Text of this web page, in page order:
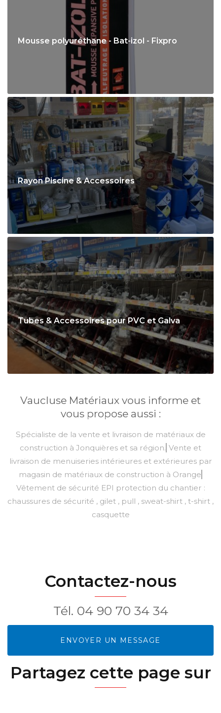
Mousse polyuréthane - Bat-izol - Fixpro
Rayon Piscine & Accessoires
Tubes & Accessoires pour PVC et Galva
Vaucluse Matériaux vous informe et
vous propose aussi :
Spécialiste de la vente et livraison de matériaux de
construction à Jonquières et sa région. Vente et
livraison de menuiseries intérieures et extérieures par
magasin de matériaux de construction à Orange
Vêtement de sécurité EPI protection du chantier :
chaussures de sécurité , gilet , pull , sweat-shirt , t-shirt ,
casquette
Contactez-nous
Tél. 04 90 70 34 34
ENVOYER UN MESSAGE
Partagez cette page sur